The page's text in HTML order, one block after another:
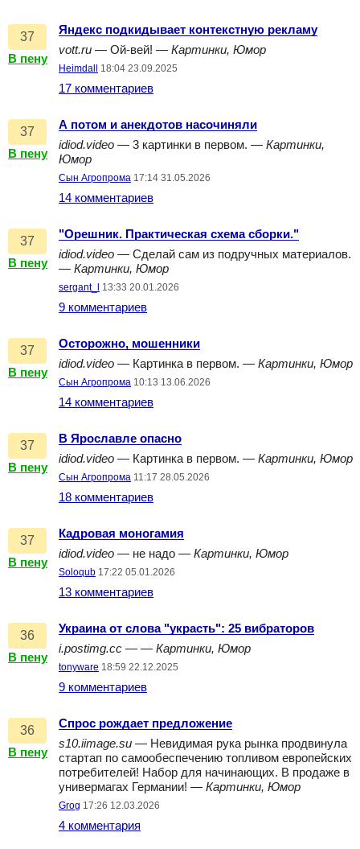
37
В пену
Яндекс подкидывает контекстную рекламу
vott.ru — Ой-вей! — Картинки, Юмор
Heimdall 18:04 23.09.2025
17 комментариев
37
В пену
А потом и анекдотов насочиняли
idiod.video — 3 картинки в первом. — Картинки,
Юмор
Сын Агропрома 17:14 31.05.2026
14 комментариев
37
В пену
"Орешник. Практическая схема сборки."
idiod.video — Сделай сам из подручных материалов.
— Картинки, Юмор
sergant_l 13:33 20.01.2026
9 комментариев
37
В пену
Осторожно, мошенники
idiod.video — Картинка в первом. — Картинки, Юмор
Сын Агропрома 10:13 13.06.2026
14 комментариев
37
В пену
В Ярославле опасно
idiod.video — Картинка в первом. — Картинки, Юмор
Сын Агропрома 11:17 28.05.2026
18 комментариев
37
В пену
Кадровая моногамия
idiod.video — не надо — Картинки, Юмор
Soloqub 17:22 05.01.2026
13 комментариев
36
В пену
Украина от слова "украсть": 25 вибраторов
i.postimg.cc — — Картинки, Юмор
tonyware 18:59 22.12.2025
9 комментариев
36
В пену
Спрос рождает предложение
s10.iimage.su — Невидимая рука рынка продвинула
стартап по самообеспечению топливом европейских
потребителей! Набор для начинающих. В продаже в
универмагах Германии! — Картинки, Юмор
Grog 17:26 12.03.2026
4 комментария